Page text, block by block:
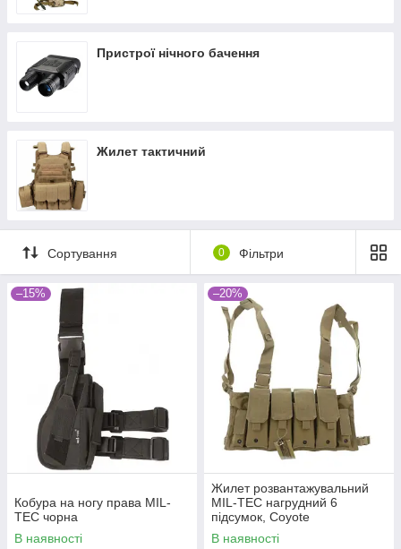
Ми є гарантом безпеки, комфорту та раціональності. Ваш
Пристрої нічного бачення
Жилет тактичний
Сортування 0 Фільтри
–15%
Кобура на ногу права MIL-
TEC чорна
В наявності
–20%
Жилет розвантажувальний
MIL-TEC нагрудний 6
підсумок, Coyote
В наявності